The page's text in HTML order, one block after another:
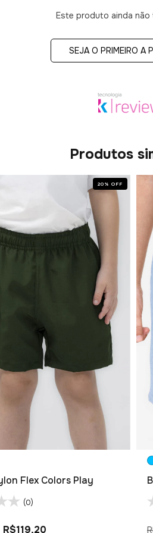
Este produto ainda não
SEJA O PRIMEIRO A
Produtos
20 % OFF
Flex Colors Play
(0)
R$119,20